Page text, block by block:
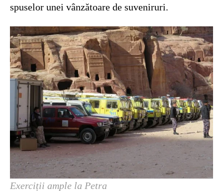
spuselor unei vânzătoare de suveniruri.
Exerciții ample la Petra